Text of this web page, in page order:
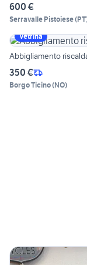
600 €
Serravalle Pistoiese(PT
Vetrina
Abbigliamento
350 €
Borgo Ticino(NO)